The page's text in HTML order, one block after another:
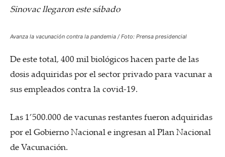
Sinovac llegaron este sábado
Avanza la vacunación contra la pandemia / Foto: Prensa presidencial
De este total, 400 mil biológicos hacen parte de las
dosis adquiridas por el sector privado para vacunar a
sus empleados contra la covid-19.
Las 1’500.000 de vacunas restantes fueron adquiridas
por el Gobierno Nacional e ingresan al Plan Nacional
de Vacunación.